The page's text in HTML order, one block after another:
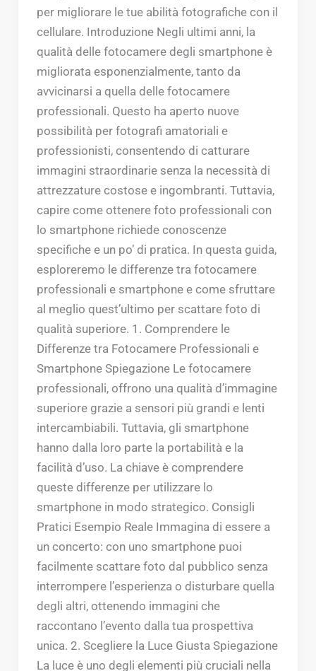
per migliorare le tue abilità fotografiche con il
cellulare. Introduzione Negli ultimi anni, la
qualità delle fotocamere degli smartphone è
migliorata esponenzialmente, tanto da
avvicinarsi a quella delle fotocamere
professionali. Questo ha aperto nuove
possibilità per fotografi amatoriali e
professionisti, consentendo di catturare
immagini straordinarie senza la necessità di
attrezzature costose e ingombranti. Tuttavia,
capire come ottenere foto professionali con
lo smartphone richiede conoscenze
specifiche e un po’ di pratica. In questa guida,
esploreremo le differenze tra fotocamere
professionali e smartphone e come sfruttare
al meglio quest’ultimo per scattare foto di
qualità superiore. 1. Comprendere le
Differenze tra Fotocamere Professionali e
Smartphone Spiegazione Le fotocamere
professionali, offrono una qualità d’immagine
superiore grazie a sensori più grandi e lenti
intercambiabili. Tuttavia, gli smartphone
hanno dalla loro parte la portabilità e la
facilità d’uso. La chiave è comprendere
queste differenze per utilizzare lo
smartphone in modo strategico. Consigli
Pratici Esempio Reale Immagina di essere a
un concerto: con uno smartphone puoi
facilmente scattare foto dal pubblico senza
interrompere l’esperienza o disturbare quella
degli altri, ottenendo immagini che
raccontano l’evento dalla tua prospettiva
unica. 2. Scegliere la Luce Giusta Spiegazione
La luce è uno degli elementi più cruciali nella